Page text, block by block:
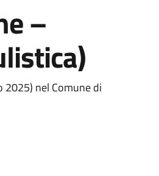
–
nel Comune di